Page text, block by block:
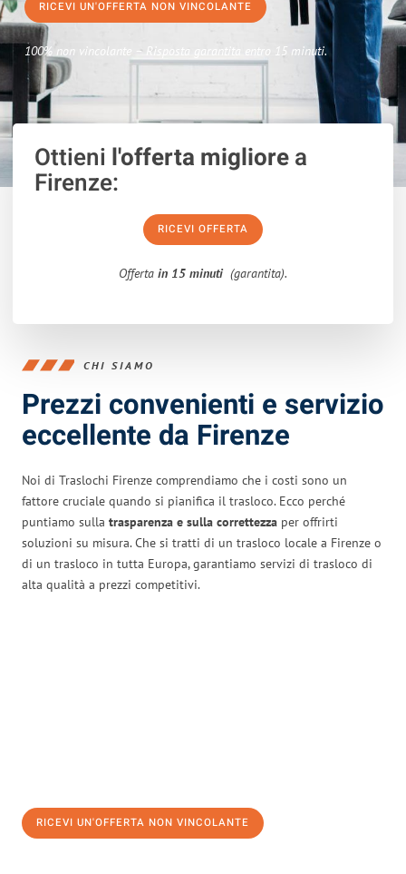
RICEVI UN'OFFERTA NON VINCOLANTE
100% non vincolante – Risposta garantita entro 15 minuti.
Ottieni l'offerta migliorea
Firenze:
RICEVI OFFERTA
Offerta in 15 minuti (garantita).
CHI SIAMO
Prezzi convenienti e servizio
eccellente da Firenze
Noi di Traslochi Firenze comprendiamo che i costi sono un
fattore cruciale quando si pianifica il trasloco. Ecco perché
puntiamo sulla trasparenza e sulla correttezza per offrirti
soluzioni su misura. Che si tratti di un trasloco locale a Firenze o
di un trasloco in tutta Europa, garantiamo servizi di trasloco di
alta qualità a prezzi competitivi.
RICEVI UN'OFFERTA NON VINCOLANTE